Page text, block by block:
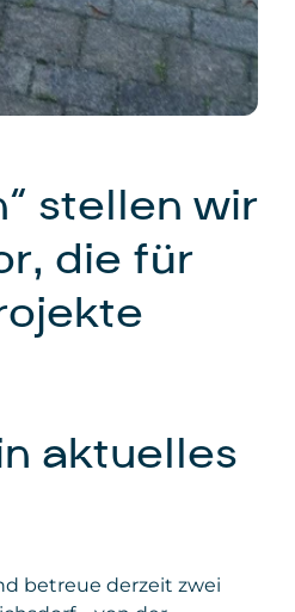
stellen wir
die für
aktuelles
betreue derzeit zwei